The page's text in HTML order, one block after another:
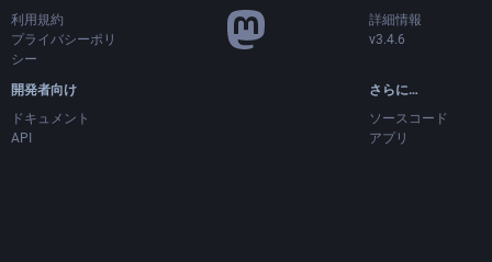
利用規約
プライバシーポリ
シー
開発者向け
ドキュメント
API
詳細情報
v3.4.6
さらに…
ソースコード
アプリ